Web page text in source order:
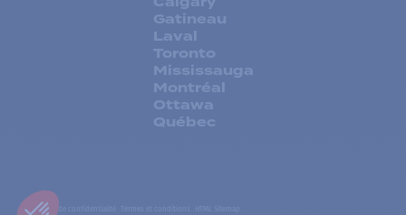
Gatineau
Laval
Toronto
Mississauga
Montréal
Ottawa
Québec
Politiques de confidentialité